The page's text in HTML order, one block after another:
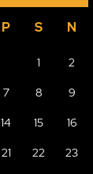
P S N
1 2
7 8 9
14 15 16
21 22 23